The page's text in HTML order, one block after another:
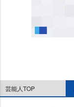
芸能人TOP